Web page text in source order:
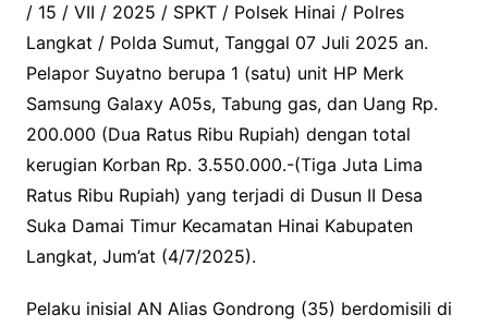
/ 15 / VII / 2025 / SPKT / Polsek Hinai / Polres
Langkat / Polda Sumut, Tanggal 07 Juli 2025 an.
Pelapor Suyatno berupa 1 (satu) unit HP Merk
Samsung Galaxy A05s, Tabung gas, dan Uang Rp.
200.000 (Dua Ratus Ribu Rupiah) dengan total
kerugian Korban Rp. 3.550.000.-(Tiga Juta Lima
Ratus Ribu Rupiah) yang terjadi di Dusun II Desa
Suka Damai Timur Kecamatan Hinai Kabupaten
Langkat, Jum’at (4/7/2025).
Pelaku inisial AN Alias Gondrong (35) berdomisili di